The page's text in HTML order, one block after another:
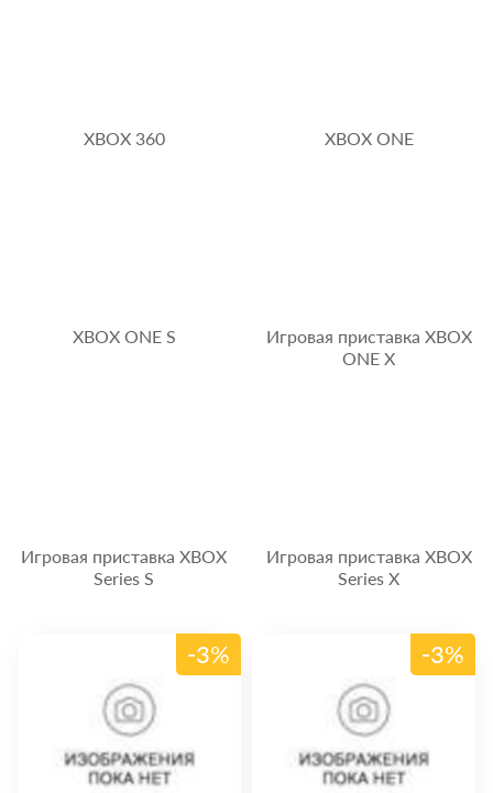
XBOX 360 XBOX ONE
XBOX ONE S
Игровая приставка XBOX
ONE X
Игровая приставка XBOX
Series S
Игровая приставка XBOX
Series X
-3% -3%